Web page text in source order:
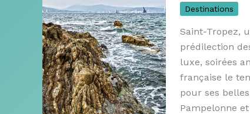
Destinations
Saint-Tropez,
prédilection
luxe, soirées
française le
pour ses
Pampelonne